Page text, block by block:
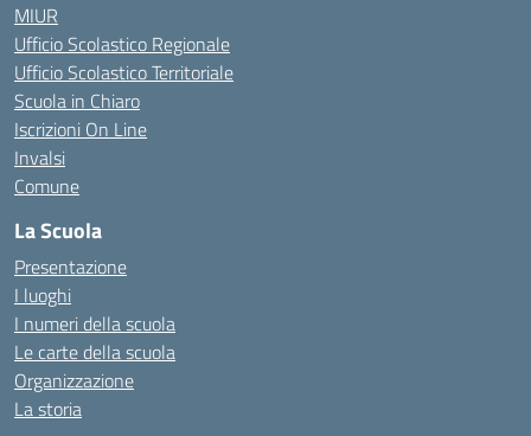
MIUR
Ufficio Scolastico Regionale
Ufficio Scolastico Territoriale
Scuola in Chiaro
Iscrizioni On Line
Invalsi
Comune
La Scuola
Presentazione
I luoghi
I numeri della scuola
Le carte della scuola
Organizzazione
La storia